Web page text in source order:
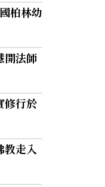
柏林幼
法師
行於
走入